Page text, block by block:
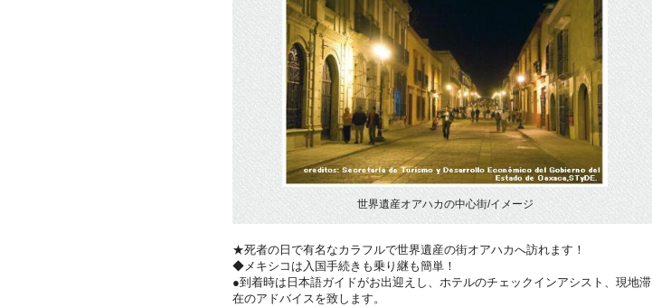
世界遺産オアハカの中心街/イメージ
★死者の日で有名なカラフルで世界遺産の街オアハカへ訪れます！
◆メキシコは入国手続きも乗り継も簡単！
●到着時は日本語ガイドがお出迎えし、ホテルのチェックインアシスト、現地滞
在のアドバイスを致します。